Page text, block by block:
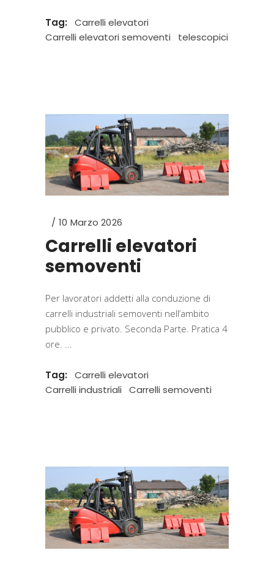
Tag:
Carrelli elevatori
Carrelli elevatori semoventi
telescopici
10 Marzo 2026
Carrelli elevatori
semoventi
Per lavoratori addetti alla conduzione di
carrelli industriali semoventi nell’ambito
pubblico e privato. Seconda Parte. Pratica 4
ore.
Tag:
Carrelli elevatori
Carrelli industriali
Carrelli semoventi